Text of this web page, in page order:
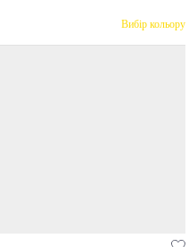
Вибір кольору